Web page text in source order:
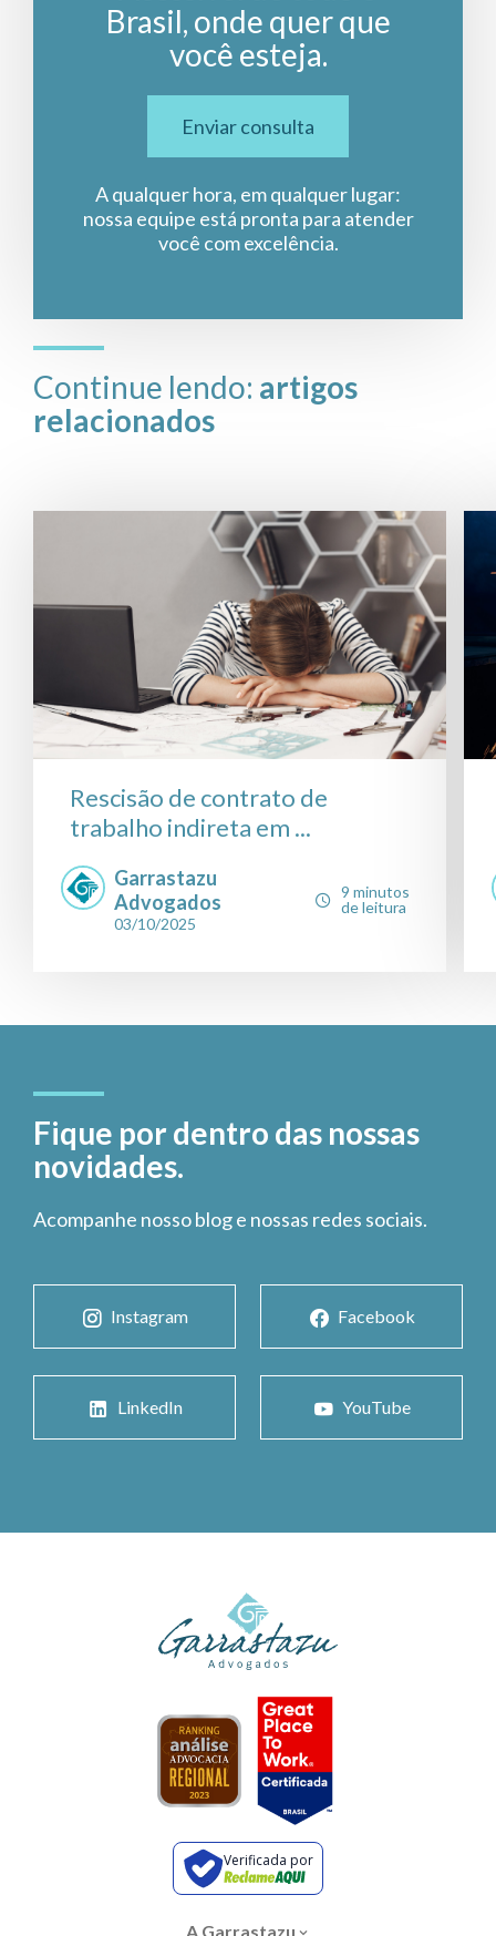
Brasil, onde quer que
você esteja.
Enviar consulta
A qualquer hora, em qualquer lugar:
nossa equipe está pronta para atender
você com excelência.
Continue lendo: artigos
relacionados
Rescisão de contrato de
trabalho indireta em ...
Garrastazu
Advogados
03/10/2025
9 minutos
de leitura
Fique por dentro das nossas
novidades.
Acompanhe nosso blog e nossas redes sociais.
Instagram Facebook
LinkedIn YouTube
Verificada por
A Garrastazu